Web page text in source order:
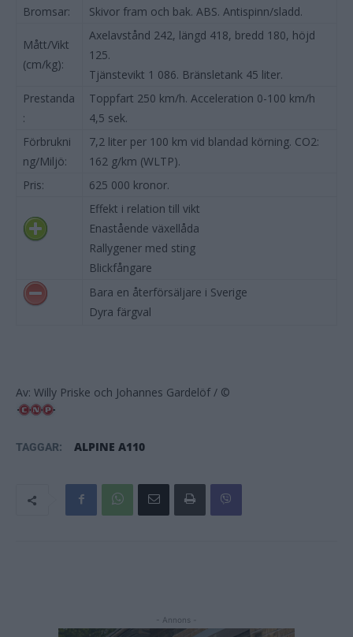
Bromsar:
Skivor fram och bak. ABS. Antispinn/sladd.
Mått/Vikt
(cm/kg):
Axelavstånd 242, längd 418, bredd 180, höjd
125.
Tjänstevikt 1 086. Bränsletank 45 liter.
Prestanda
:
Toppfart 250 km/h. Acceleration 0-100 km/h
4,5 sek.
Förbrukni
ng/Miljö:
7,2 liter per 100 km vid blandad körning. CO2:
162 g/km (WLTP).
Pris:
625 000 kronor.
Effekt i relation till vikt
Enastående växellåda
Rallygener med sting
Blickfångare
Bara en återförsäljare i Sverige
Dyra färgval
Av: Willy Priske och Johannes Gardelöf / ©
TAGGAR: ALPINE A110
- Annons -